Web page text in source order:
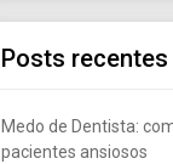
Posts recentes
Medo de Dentista:
pacientes ansiosos